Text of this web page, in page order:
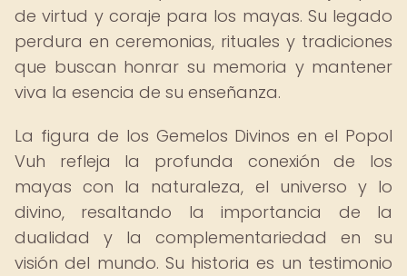
de virtud y coraje para los mayas. Su legado
perdura en ceremonias, rituales y tradiciones
que buscan honrar su memoria y mantener
viva la esencia de su enseñanza.
La figura de los Gemelos Divinos en el Popol
Vuh refleja la profunda conexión de los
mayas con la naturaleza, el universo y lo
divino, resaltando la importancia de la
dualidad y la complementariedad en su
visión del mundo. Su historia es un testimonio